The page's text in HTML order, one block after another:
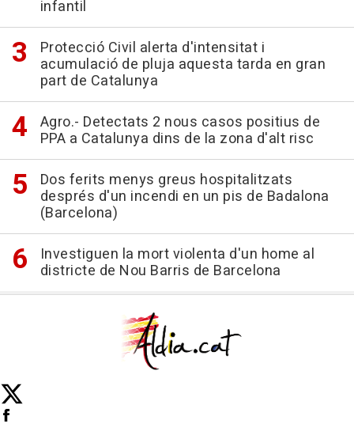
infantil
Protecció Civil alerta d'intensitat i
acumulació de pluja aquesta tarda en gran
part de Catalunya
Agro.- Detectats 2 nous casos positius de
PPA a Catalunya dins de la zona d'alt risc
Dos ferits menys greus hospitalitzats
després d'un incendi en un pis de Badalona
(Barcelona)
Investiguen la mort violenta d'un home al
districte de Nou Barris de Barcelona